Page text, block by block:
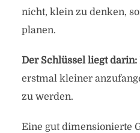
nicht, klein zu denken,
planen.
Der Schlüssel liegt darin:
erstmal kleiner
zu werden.
Eine gut dimensionierte